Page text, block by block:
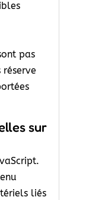
pas
réserve
sur
liés